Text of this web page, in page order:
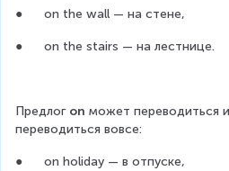
●      on the wall — на стене,
●      on the stairs — на лестнице.
Предлог on может переводиться
переводиться вовсе:
●      on holiday — в отпуске,